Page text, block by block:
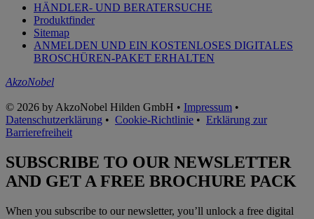
HÄNDLER- UND BERATERSUCHE
Produktfinder
Sitemap
ANMELDEN UND EIN KOSTENLOSES DIGITALES
BROSCHÜREN-PAKET ERHALTEN
AkzoNobel
© 2026 by AkzoNobel Hilden GmbH • Impressum •
Datenschutzerklärung • Cookie-Richtlinie • Erklärung zur
Barrierefreiheit
SUBSCRIBE TO OUR NEWSLETTER
AND GET A FREE BROCHURE PACK
When you subscribe to our newsletter, you’ll unlock a free digital